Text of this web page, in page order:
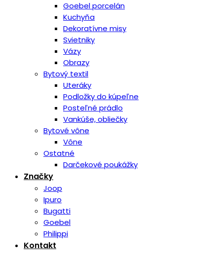
Goebel porcelán
Kuchyňa
Dekoratívne misy
Svietniky
Vázy
Obrazy
Bytový textil
Uteráky
Podložky do kúpeľne
Posteľné prádlo
Vankúše, obliečky
Bytové vône
Vône
Ostatné
Darčekové poukážky
Značky
Joop
Ipuro
Bugatti
Goebel
Philippi
Kontakt